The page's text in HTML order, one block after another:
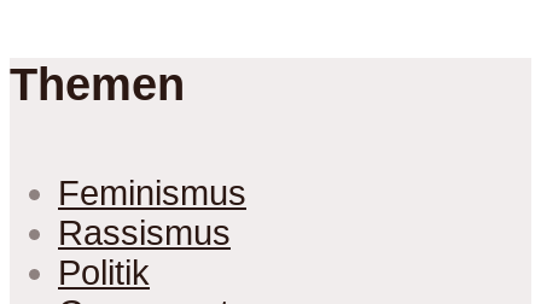
Themen
Feminismus
Rassismus
Politik